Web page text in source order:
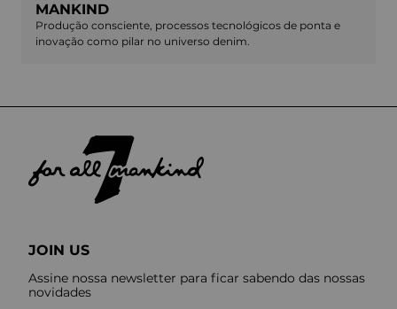
MANKIND
Produção consciente, processos tecnológicos de ponta e
inovação como pilar no universo denim.
JOIN US
Assine nossa newsletter para ficar sabendo das nossas
novidades